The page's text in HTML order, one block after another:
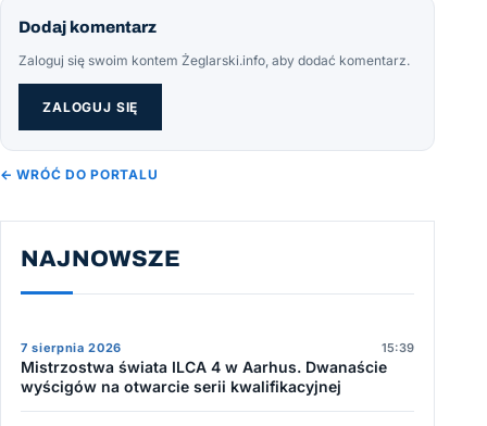
Dodaj komentarz
Zaloguj się swoim kontem Żeglarski.info, aby dodać komentarz.
ZALOGUJ SIĘ
← WRÓĆ DO PORTALU
NAJNOWSZE
7 sierpnia 2026 15:39
Mistrzostwa świata ILCA 4 w Aarhus. Dwanaście
wyścigów na otwarcie serii kwalifikacyjnej